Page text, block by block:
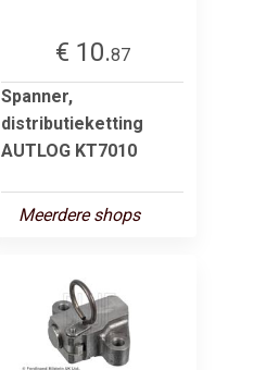
€ 10.87
Spanner,
distributieketting
AUTLOG KT7010
Meerdere shops